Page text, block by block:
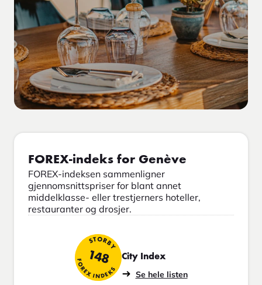
FOREX-indeks for Genève
FOREX-indeksen sammenligner
gjennomsnittspriser for blant annet
middelklasse- eller trestjerners hoteller,
restauranter og drosjer.
STORBY
148
FOREX INDEKS City Index
Se hele listen